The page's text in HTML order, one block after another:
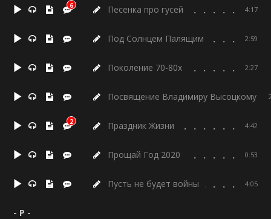
6 Песенка про гусей 4:17
Под Солнцем Палящим 2:59
Поколение 70-80х 2:27
Посвящение Владимиру Высоцкому
2 Праздник Жизни 4:42
Прощай Год 2020 0:53
Пусть не будет войны 4:05
- Р -